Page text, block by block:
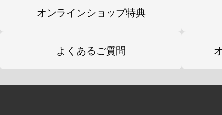
オンラインショップ特典
よくあるご質問